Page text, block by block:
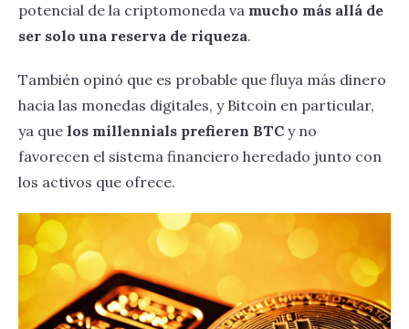
potencial de la criptomoneda va mucho más allá de
ser solo una reserva de riqueza.
También opinó que es probable que fluya más dinero
hacia las monedas digitales, y Bitcoin en particular,
ya que los millennials prefieren BTC y no
favorecen el sistema financiero heredado junto con
los activos que ofrece.